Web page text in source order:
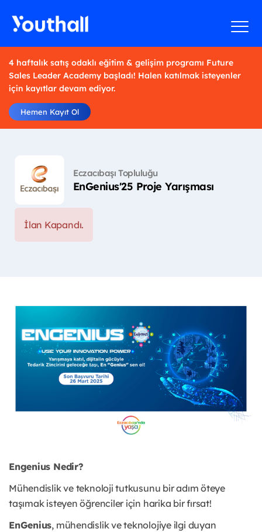
4 haftalık satış odaklı eğitim & gelişim programı Future
Sales Leader Academy başladı! Halen katılmak isteyenler
için kayıtlar devam ediyor.
Hemen Kayıt Ol
Eczacıbaşı Topluluğu
EnGenius'25 Proje Yarışması
İlan Kapandı.
Engenius Nedir?
Mühendislik ve teknoloji tutkusunu bir adım öteye
taşımak isteyen öğrenciler için harika bir fırsat!
EnGenius, mühendislik ve teknolojiye ilgi duyan